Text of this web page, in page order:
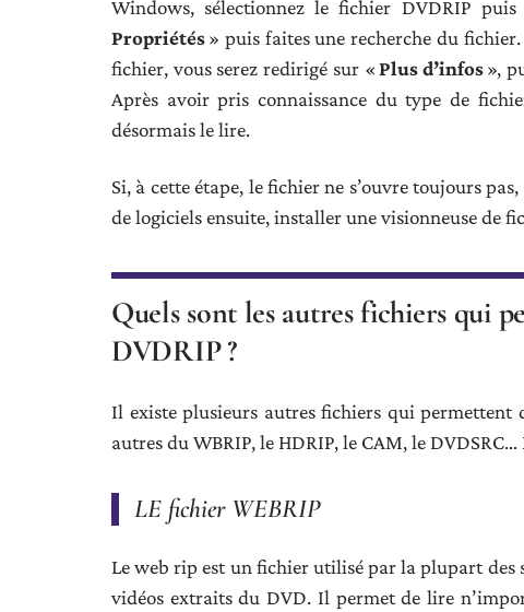
Windows, sélectionnez le fichier DVDRIP
Propriétés» puis faites une recherche du
fichier, vous serez redirigé sur «Plus d’infos»,
Après avoir pris connaissance du type de
désormais le lire.
Si, à cette étape, le fichier ne s’ouvre toujours
de logiciels ensuite, installer une visionneuse de
Quels sont les autres fichiers qui
DVDRIP ?
Il existe plusieurs autres fichiers qui
autres du WBRIP, le HDRIP, le CAM, le
LE fichier WEBRIP
Le web rip est un fichier utilisé par la plupart des
vidéos extraits du DVD. Il permet de lire